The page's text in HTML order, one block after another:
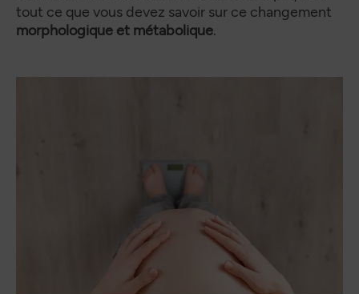
tout ce que vous devez savoir sur ce changement
morphologique et métabolique.